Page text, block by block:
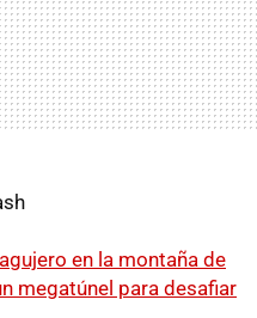
en la montaña de
megatúnel para desafiar